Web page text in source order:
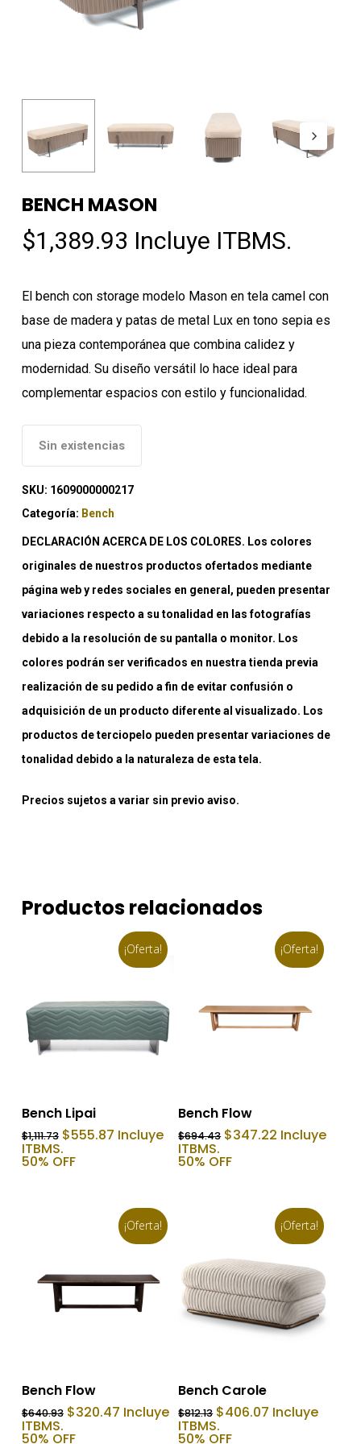
BENCH MASON
$1,389.93 Incluye ITBMS.
El bench con storage modelo Mason en tela camel con
base de madera y patas de metal Lux en tono sepia es
una pieza contemporánea que combina calidez y
modernidad. Su diseño versátil lo hace ideal para
complementar espacios con estilo y funcionalidad.
Sin existencias
SKU: 1609000000217
Categoría: Bench
DECLARACIÓN ACERCA DE LOS COLORES. Los colores
originales de nuestros productos ofertados mediante
página web y redes sociales en general, pueden presentar
variaciones respecto a su tonalidad en las fotografías
debido a la resolución de su pantalla o monitor. Los
colores podrán ser verificados en nuestra tienda previa
realización de su pedido a fin de evitar confusión o
adquisición de un producto diferente al visualizado. Los
productos de terciopelo pueden presentar variaciones de
tonalidad debido a la naturaleza de esta tela.
Precios sujetos a variar sin previo aviso.
Productos relacionados
¡Oferta!
Añadir Al Carrito
Bench Lipai
$1,111.73 El
precio
original
$555.87El
precio
Incluye
ITBMS.
50% OFF
¡Oferta!
Añadir Al Carrito
Bench Flow
$694.43 El
original
$347.22 El
precio
Incluye
ITBMS.
50% OFF
¡Oferta!
Añadir Al Carrito
Bench Flow
$640.93 El
original
$320.47El
precio
Incluye
ITBMS.
50% OFF
¡Oferta!
Añadir Al Carrito
Bench Carole
$812.13 El
precio
original
$406.07 El
precio
Incluye
ITBMS.
50% OFF